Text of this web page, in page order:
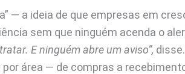
— a ideia de que empresas em
sem que ninguém acenda o
E ninguém abre um aviso”,
área — de compras a